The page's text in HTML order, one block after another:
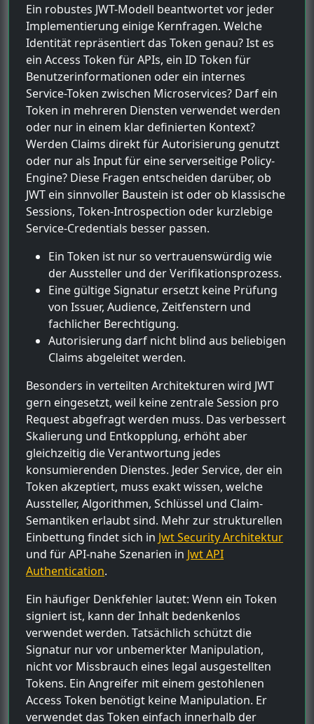
Ein robustes JWT-Modell beantwortet vor jeder
Implementierung einige Kernfragen. Welche
Identität repräsentiert das Token genau? Ist es
ein Access Token für APIs, ein ID Token für
Benutzerinformationen oder ein internes
Service-Token zwischen Microservices? Darf ein
Token in mehreren Diensten verwendet werden
oder nur in einem klar definierten Kontext?
Werden Claims direkt für Autorisierung genutzt
oder nur als Input für eine serverseitige Policy-
Engine? Diese Fragen entscheiden darüber, ob
JWT ein sinnvoller Baustein ist oder ob klassische
Sessions, Token-Introspection oder kurzlebige
Service-Credentials besser passen.
Ein Token ist nur so vertrauenswürdig wie
der Aussteller und der Verifikationsprozess.
Eine gültige Signatur ersetzt keine Prüfung
von Issuer, Audience, Zeitfenstern und
fachlicher Berechtigung.
Autorisierung darf nicht blind aus beliebigen
Claims abgeleitet werden.
Besonders in verteilten Architekturen wird JWT
gern eingesetzt, weil keine zentrale Session pro
Request abgefragt werden muss. Das verbessert
Skalierung und Entkopplung, erhöht aber
gleichzeitig die Verantwortung jedes
konsumierenden Dienstes. Jeder Service, der ein
Token akzeptiert, muss exakt wissen, welche
Aussteller, Algorithmen, Schlüssel und Claim-
Semantiken erlaubt sind. Mehr zur strukturellen
Einbettung findet sich in Jwt Security Architektur
und für API-nahe Szenarien in Jwt API
Authentication.
Ein häufiger Denkfehler lautet: Wenn ein Token
signiert ist, kann der Inhalt bedenkenlos
verwendet werden. Tatsächlich schützt die
Signatur nur vor unbemerkter Manipulation,
nicht vor Missbrauch eines legal ausgestellten
Tokens. Ein Angreifer mit einem gestohlenen
Access Token benötigt keine Manipulation. Er
verwendet das Token einfach innerhalb der